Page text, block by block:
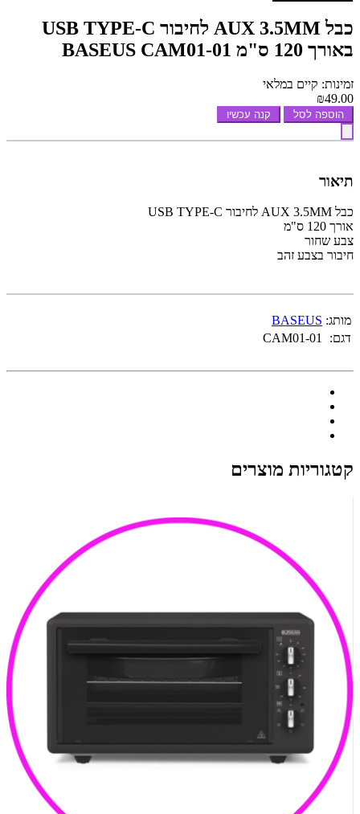
כבל AUX 3.5MM לחיבור USB TYPE-C
באורך 120 ס"מ BASEUS CAM01-01
זמינות: קיים במלאי
₪49.00
הוספה לסל קנה עכשיו
תיאור
כבל AUX 3.5MM לחיבור USB TYPE-C
אורך 120 ס"מ
צבע שחור
חיבור בצבע זהב
מותג: BASEUS
דגם:
CAM01-01
קטגוריות מוצרים